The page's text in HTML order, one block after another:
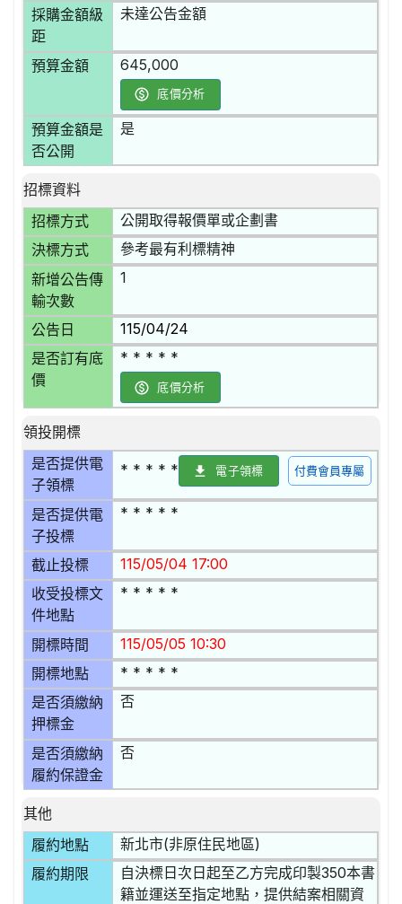
採購金額級
距
未達公告金額
預算金額 645,000
底價分析
預算金額是
否公開
是
招標資料
招標方式
公開取得報價單或企劃書
決標方式 參考最有利標精神
新增公告傳
輸次數
1
公告日 115/04/24
是否訂有底
價
* * * * *
底價分析
領投開標
是否提供電
子領標
* * * * * 電子領標 付費會員專屬
是否提供電
子投標
* * * * *
截止投標 115/05/04 17:00
收受投標文
件地點
* * * * *
開標時間 115/05/05 10:30
開標地點 * * * * *
是否須繳納
押標金
否
是否須繳納
履約保證金
否
其他
履約地點
新北市(非原住民地區)
履約期限
自決標日次日起至乙方完成印製350本書
籍並運送至指定地點，提供結案相關資